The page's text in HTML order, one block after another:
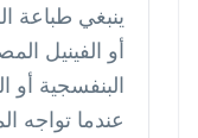
ينبغي طباعة
أو الفينيل
البنفسجية
عندما تواجه